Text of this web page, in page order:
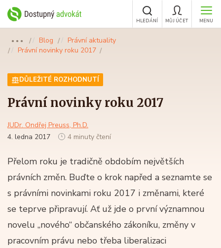
MENU
MŮJ ÚČET
HLEDÁNÍ
●●● Blog
Právní aktuality
Právní novinky roku 2017
DŮLEŽITÉ ROZHODNUTÍ
Právní novinky roku 2017
JUDr. Ondřej Preuss, Ph.D.
4. ledna 2017
4 minuty čtení
Přelom roku je tradičně obdobím největších
právních změn. Buďte o krok napřed a seznamte se
s právními novinkami roku 2017 i změnami, které
se teprve připravují. Ať už jde o první významnou
novelu „nového“ občanského zákoníku, změny v
pracovním právu nebo třeba liberalizaci